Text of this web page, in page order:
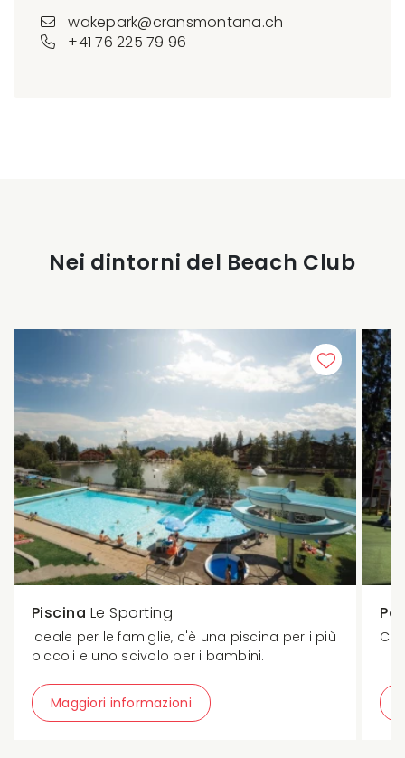
wakepark@cransmontana.ch
+41 76 225 79 96
Nei dintorni del Beach Club
Piscina Le Sporting
Ideale per le famiglie, c'è una piscina per i più
piccoli e uno scivolo per i bambini.
Maggiori informazioni